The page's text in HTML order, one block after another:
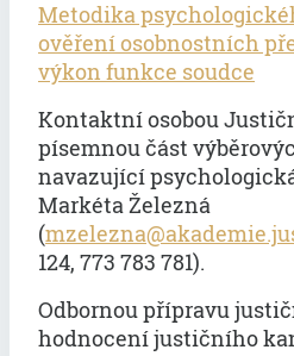
Metodika
ověření osobnostních
výkon funkce soudce
Kontaktní osobou
písemnou část
navazující
Markéta Železná
(
124, 773 783 781).
Odbornou přípravu
hodnocení justičního